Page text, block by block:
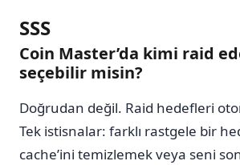
SSS
Coin Master’da kimi raid
seçebilir misin?
Doğrudan değil. Raid hedefleri
Tek istisnalar: farklı rastgele bir
cache’ini temizlemek veya seni